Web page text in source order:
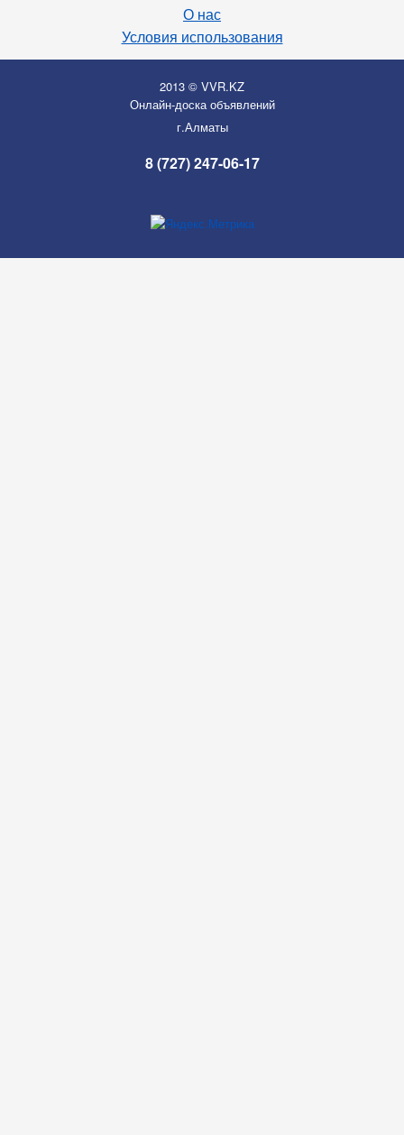
О нас
Условия использования
2013 © VVR.KZ
Онлайн-доска объявлений
г.Алматы
8 (727) 247-06-17